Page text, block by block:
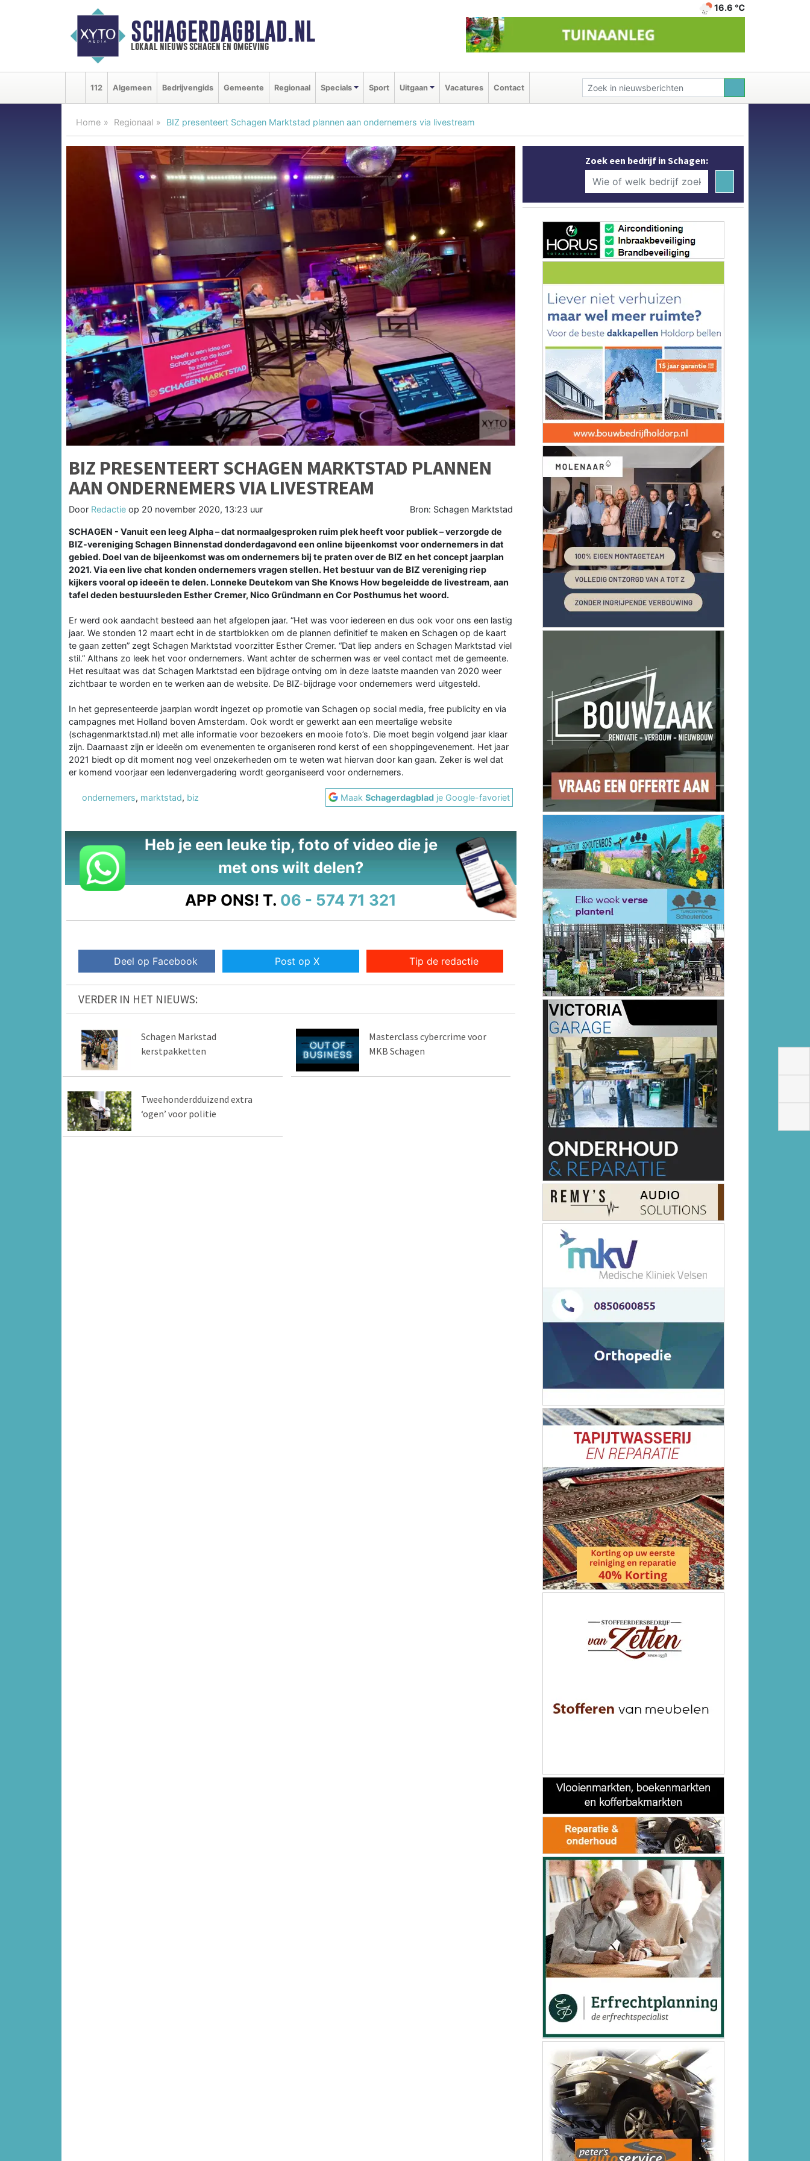
SCHAGERDAGBLAD.NL
lokaal nieuws schagen en omgeving
16.6 ℃
112 Algemeen Bedrijvengids Gemeente Regionaal Specials Sport Uitgaan Vacatures Contact
Home Regionaal BIZ presenteert Schagen Marktstad plannen aan ondernemers via livestream
BIZ PRESENTEERT SCHAGEN MARKTSTAD PLANNEN
AAN ONDERNEMERS VIA LIVESTREAM
Door Redactie op 20 november 2020, 13:23 uur Bron: Schagen Marktstad
SCHAGEN - Vanuit een leeg Alpha – dat normaalgesproken ruim plek heeft voor publiek – verzorgde de
BIZ-vereniging Schagen Binnenstad donderdagavond een online bijeenkomst voor ondernemers in dat
gebied. Doel van de bijeenkomst was om ondernemers bij te praten over de BIZ en het concept jaarplan
2021. Via een live chat konden ondernemers vragen stellen. Het bestuur van de BIZ vereniging riep
kijkers vooral op ideeën te delen. Lonneke Deutekom van She Knows How begeleidde de livestream, aan
tafel deden bestuursleden Esther Cremer, Nico Gründmann en Cor Posthumus het woord.
Er werd ook aandacht besteed aan het afgelopen jaar. “Het was voor iedereen en dus ook voor ons een lastig
jaar. We stonden 12 maart echt in de startblokken om de plannen definitief te maken en Schagen op de kaart
te gaan zetten” zegt Schagen Marktstad voorzitter Esther Cremer. “Dat liep anders en Schagen Marktstad viel
stil.” Althans zo leek het voor ondernemers. Want achter de schermen was er veel contact met de gemeente.
Het resultaat was dat Schagen Marktstad een bijdrage ontving om in deze laatste maanden van 2020 weer
zichtbaar te worden en te werken aan de website. De BIZ-bijdrage voor ondernemers werd uitgesteld.
In het gepresenteerde jaarplan wordt ingezet op promotie van Schagen op social media, free publicity en via
campagnes met Holland boven Amsterdam. Ook wordt er gewerkt aan een meertalige website
(schagenmarktstad.nl) met alle informatie voor bezoekers en mooie foto’s. Die moet begin volgend jaar klaar
zijn. Daarnaast zijn er ideeën om evenementen te organiseren rond kerst of een shoppingevenement. Het jaar
2021 biedt op dit moment nog veel onzekerheden om te weten wat hiervan door kan gaan. Zeker is wel dat
er komend voorjaar een ledenvergadering wordt georganiseerd voor ondernemers.
ondernemers, marktstad, biz MaakSchagerdagblad je Google-favoriet
Heb je een leuke tip, foto of video die je
met ons wilt delen?
APP ONS! T. 06 - 574 71 321
Deel op Facebook Post op X Tip de redactie
VERDER IN HET NIEUWS:
Schagen Markstad
kerstpakketten
Masterclass cybercrime voor
MKB Schagen
Tweehonderdduizend extra
‘ogen’ voor politie
Zoek een bedrijf in Schagen: